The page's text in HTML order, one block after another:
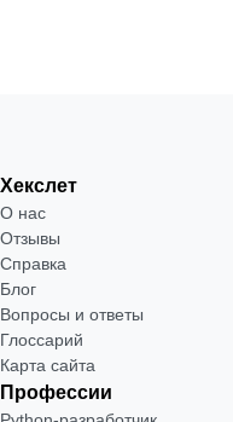
Хекслет
О нас
Отзывы
Справка
Блог
Вопросы и ответы
Глоссарий
Карта сайта
Профессии